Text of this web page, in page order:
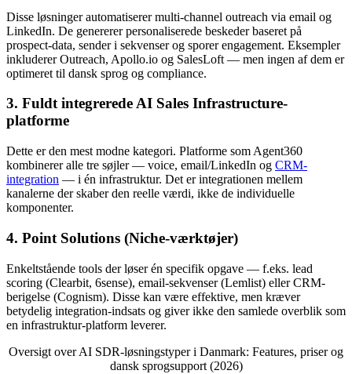
Disse løsninger automatiserer multi-channel outreach via email og
LinkedIn. De genererer personaliserede beskeder baseret på
prospect-data, sender i sekvenser og sporer engagement. Eksempler
inkluderer Outreach, Apollo.io og SalesLoft — men ingen af dem er
optimeret til dansk sprog og compliance.
3. Fuldt integrerede AI Sales Infrastructure-
platforme
Dette er den mest modne kategori. Platforme som Agent360
kombinerer alle tre søjler — voice, email/LinkedIn og CRM-
integration — i én infrastruktur. Det er integrationen mellem
kanalerne der skaber den reelle værdi, ikke de individuelle
komponenter.
4. Point Solutions (Niche-værktøjer)
Enkeltstående tools der løser én specifik opgave — f.eks. lead
scoring (Clearbit, 6sense), email-sekvenser (Lemlist) eller CRM-
berigelse (Cognism). Disse kan være effektive, men kræver
betydelig integration-indsats og giver ikke den samlede overblik som
en infrastruktur-platform leverer.
Oversigt over AI SDR-løsningstyper i Danmark: Features, priser og
dansk sprogsupport (2026)